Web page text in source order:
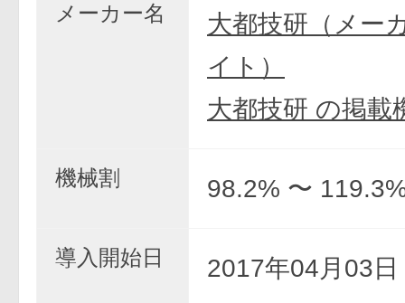
メーカー名
大都技研（メー
イト）
大都技研 の掲載
機械割 98.2% 〜
導入開始日 2017年04月03日